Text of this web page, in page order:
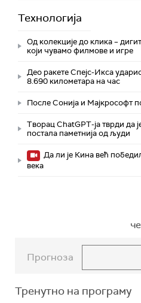
Технологијa
Од колекције до клика –
који чувамо филмове и игре
Део ракете Спејс-Икса
8.690 километара на час
После Сонија и Мајкрософт
Творац ChatGPT-ја тврди да
постала паметнија од људи
Да ли је Кина већ
века
Прогноза
Тренутно на програму